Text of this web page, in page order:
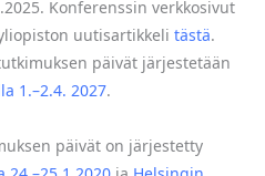
Konferenssin verkkosivut
uutisartikkeli tästä.
päivät järjestetään
1.–2.4. 2027.
päivät on järjestetty